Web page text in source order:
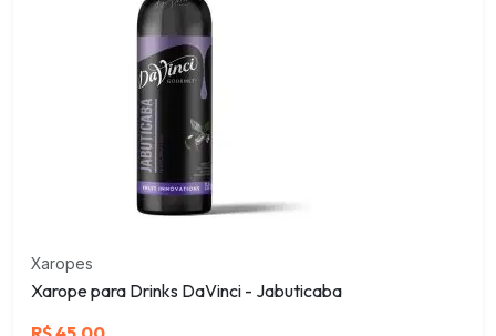
Xaropes
Xarope para Drinks DaVinci - Jabuticaba